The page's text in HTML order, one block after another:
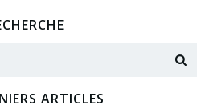
ARTICLES